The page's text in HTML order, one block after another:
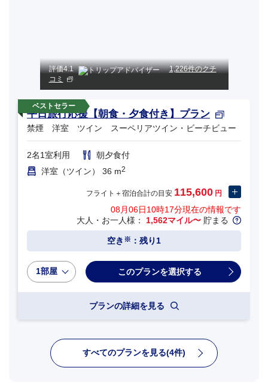
評価4.1
1,226件のクチ
コミ
平日旅行応援【朝食・夕食付き】プラン
禁煙 洋室 ツイン スーペリアツイン・ビーチビュー
2名1室利用
朝夕食付
洋室（ツイン） 36 m2
フライト＋宿泊合計の目安 115,600 円
08月06日10時17分現在の情報です
大人・お一人様： 1,562マイル〜 貯まる
空き ※ ：残り1
1部屋
プランの詳細を見る
すべてのプランを見る(4件)